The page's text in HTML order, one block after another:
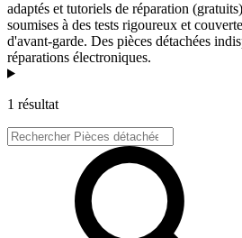
adaptés et tutoriels de réparation
soumises à des tests rigoureux et
d'avant-garde. Des pièces détachées
réparations électroniques.
Produits
1 résultat